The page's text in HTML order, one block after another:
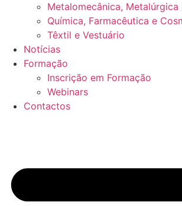
Metalomecânica, Metalúrgica
Química, Farmacêutica e
Têxtil e Vestuário
Notícias
Formação
Inscrição em Formação
Webinars
Contactos